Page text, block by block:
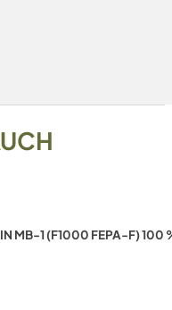
MB-1 (F1000 FEPA-F) 100